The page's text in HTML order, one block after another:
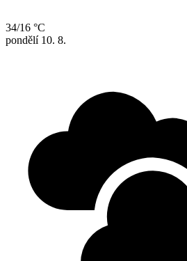
34/16 °C
pondělí 10. 8.